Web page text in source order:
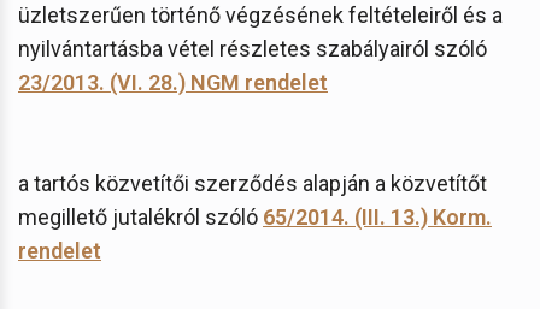
üzletszerűen történő végzésének feltételeiről és a
nyilvántartásba vétel részletes szabályairól szóló
23/2013. (VI. 28.) NGM rendelet
a tartós közvetítői szerződés alapján a közvetítőt
megillető jutalékról szóló 65/2014. (III. 13.) Korm.
rendelet